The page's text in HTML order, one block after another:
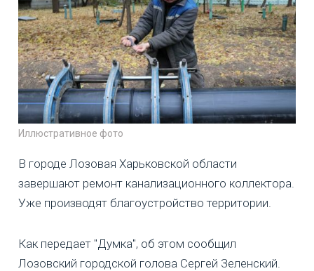
Иллюстративное фото
В городе Лозовая Харьковской области
завершают ремонт канализационного коллектора.
Уже производят благоустройство территории.
Как передает "Думка", об этом сообщил
Лозовский городской голова Сергей Зеленский.